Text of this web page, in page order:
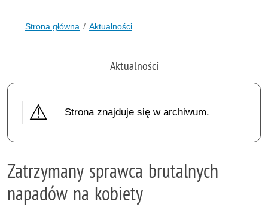
Strona główna Aktualności
Aktualności
Strona znajduje się w archiwum.
Zatrzymany sprawca brutalnych
napadów na kobiety